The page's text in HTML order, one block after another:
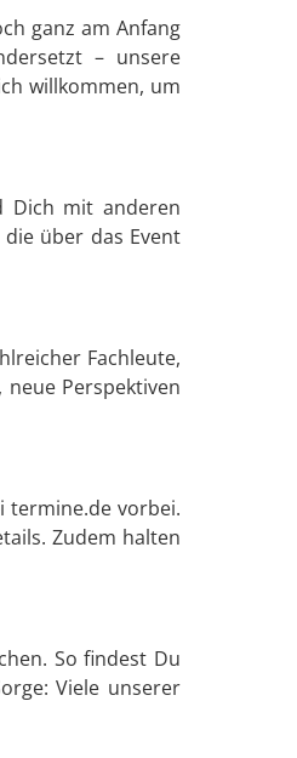
ganz am Anfang
– unsere
willkommen, um
Dich mit anderen
über das Event
Fachleute,
Perspektiven
termine.de vorbei.
Zudem halten
So findest Du
Viele unserer